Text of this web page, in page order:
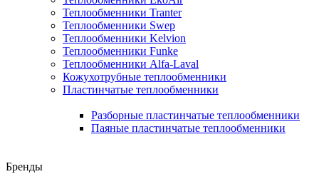
Теплообменники Tranter
Теплообменники Swep
Теплообменники Kelvion
Теплообменники Funke
Теплообменники Alfa-Laval
Кожухотрубные теплообменники
Пластинчатые теплообменники
Разборные пластинчатые теплообменники
Паяные пластинчатые теплообменники
Бренды